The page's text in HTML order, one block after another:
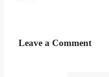
Leave a Comment